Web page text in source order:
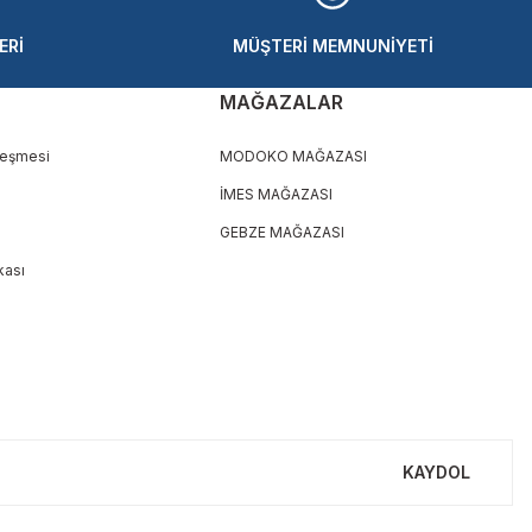
MÜŞTERİ MEMNUNİYETİ
MAĞAZALAR
MODOKO MAĞAZASI
İMES MAĞAZASI
GEBZE MAĞAZASI
KAYDOL